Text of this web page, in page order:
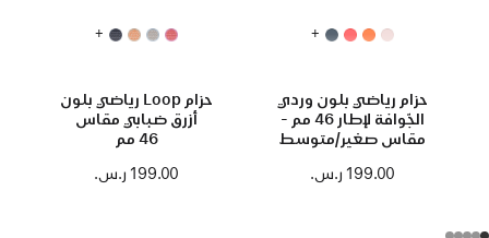
+
حزام رياضي بلون وردي
الجّوافة لإطار 46 مم -
مقاس صغير/متوسط
199.00 ر.س.‏
+
حزام Loop رياضي بلون
أزرق ضبابي مقاس
46 مم
199.00 ر.س.‏